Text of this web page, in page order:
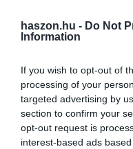
haszon.hu - Do Not
Information
If you wish to opt-out of
processing of your
targeted advertising by
section to confirm your
opt-out request is
interest-based ads
tudom, hogy
Popovics egyike annak a
akik az elmúlt hetekben a
tetemes veszteségeket